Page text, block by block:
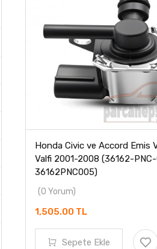
Honda Civic ve Accord Emis
Valfi 2001-2008 (36162-
36162PNC005)
(0 Yorum)
1,505.00 TL
Sepete Ekle